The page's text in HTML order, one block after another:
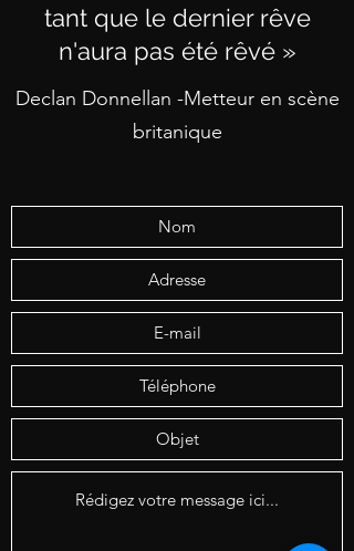
tant que le dernier rêve
n'aura pas été rêvé »
Declan Donnellan -Metteur en scène
britanique